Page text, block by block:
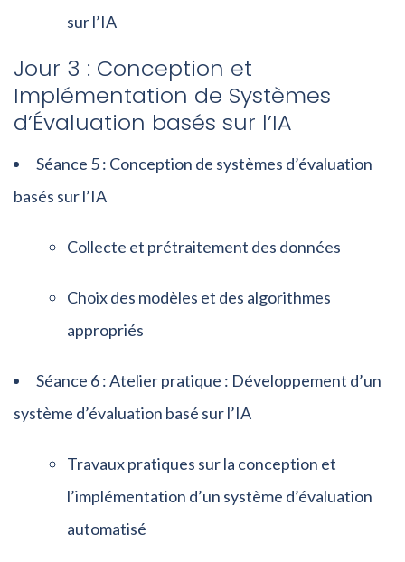
sur l’IA
Jour 3 : Conception et
Implémentation de Systèmes
d’Évaluation basés sur l’IA
Séance 5 : Conception de systèmes d’évaluation
basés sur l’IA
Collecte et prétraitement des données
Choix des modèles et des algorithmes
appropriés
Séance 6 : Atelier pratique : Développement d’un
système d’évaluation basé sur l’IA
Travaux pratiques sur la conception et
l’implémentation d’un système d’évaluation
automatisé